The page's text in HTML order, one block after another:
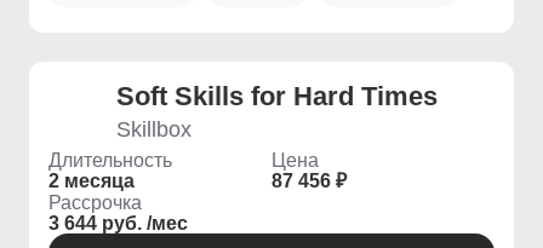
Soft Skills for Hard Times
Skillbox
Длительность
2 месяца
Цена
87 456 ₽
Рассрочка
3 644 руб. /мес